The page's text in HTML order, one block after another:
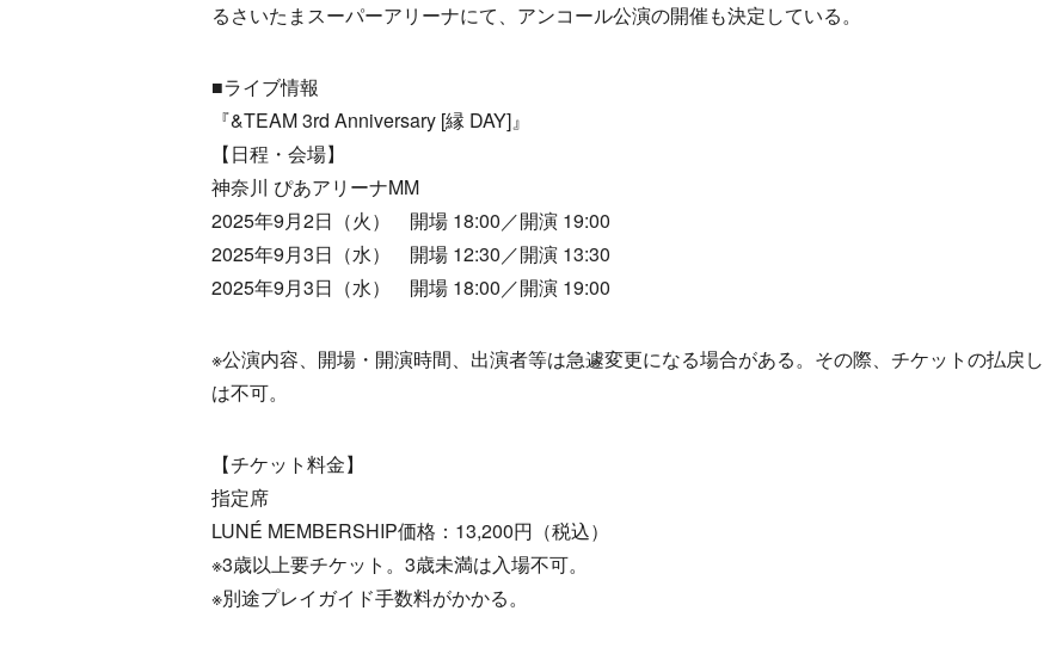
るさいたまスーパーアリーナにて、アンコール公演の開催も決定している。
■ライブ情報
『&TEAM 3rd Anniversary [縁 DAY]』
【日程・会場】
神奈川 ぴあアリーナMM
2025年9月2日（火） 開場 18:00／開演 19:00
2025年9月3日（水） 開場 12:30／開演 13:30
2025年9月3日（水） 開場 18:00／開演 19:00
※公演内容、開場・開演時間、出演者等は急遽変更になる場合がある。その際、チケットの払戻し
は不可。
【チケット料金】
指定席
LUNÉ MEMBERSHIP価格：13,200円（税込）
※3歳以上要チケット。3歳未満は入場不可。
※別途プレイガイド手数料がかかる。